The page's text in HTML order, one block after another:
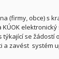
(firmy, obce) s
se
a zavést